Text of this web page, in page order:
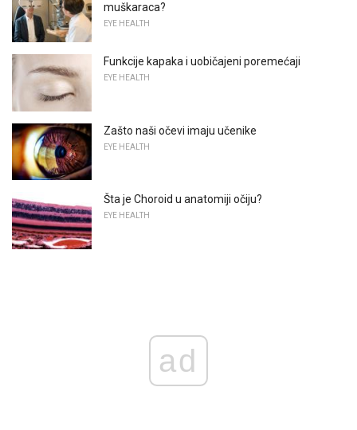
muškaraca?
EYE HEALTH
Funkcije kapaka i uobičajeni poremećaji
EYE HEALTH
Zašto naši očevi imaju učenike
EYE HEALTH
Šta je Choroid u anatomiji očiju?
EYE HEALTH
ad